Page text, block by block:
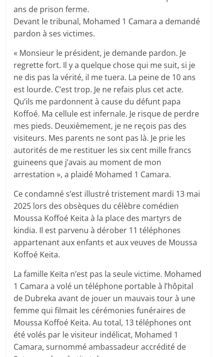
ans de prison ferme.
Devant le tribunal, Mohamed 1 Camara a demandé
pardon à ses victimes.
« Monsieur le président, je demande pardon. Je
regrette fort. Il y a quelque chose qui me suit, si je
ne dis pas la vérité, il me tuera. La peine de 10 ans
est lourde. C’est trop. Je ne refais plus cet acte.
Qu’ils me pardonnent à cause du défunt papa
Koffoé. Ma cellule est infernale. Je risque de perdre
mes pieds. Deuxièmement, je ne reçois pas des
visiteurs. Mes parents ne sont pas là. Je prie les
autorités de me restituer les six cent mille francs
guineens que j’avais au moment de mon
arrestation », a plaidé Mohamed 1 Camara.
Ce condamné s’est illustré tristement mardi 13 mai
2025 lors des obsèques du célèbre comédien
Moussa Koffoé Keita à la place des martyrs de
kindia. Il est parvenu à dérober 11 téléphones
appartenant aux enfants et aux veuves de Moussa
Koffoé Keita.
La famille Keïta n’est pas la seule victime. Mohamed
1 Camara a volé un téléphone portable à l’hôpital
de Dubreka avant de jouer un mauvais tour à une
femme qui filmait les cérémonies funéraires de
Moussa Koffoé Keita. Au total, 13 téléphones ont
été volés par le visiteur indélicat, Mohamed 1
Camara, surnommé ambassadeur accrédité de